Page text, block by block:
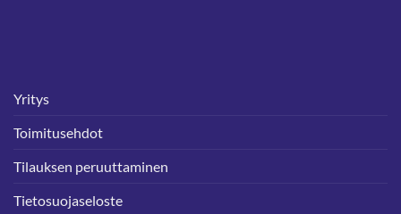
Yritys
Toimitusehdot
Tilauksen peruuttaminen
Tietosuojaseloste